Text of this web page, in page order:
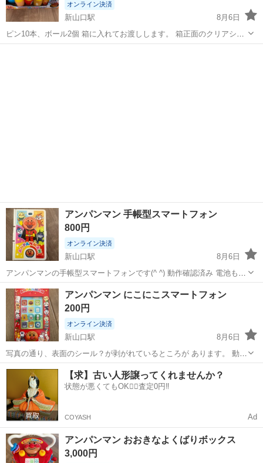
オンライン決済
新山口駅
8月6日
ピン10本、ボール2個 箱に入れてお渡しします。 箱正面のクリアシー
トが取れてしまっています(1枚目の写真) どなたか使っていただけると
アンパンマン 手帳型スマートフォン
800円
オンライン決済
新山口駅
8月6日
アンパンマンの手帳型スマートフォンです(^ ^) 動作確認済み 電池も入
れたままお渡しします。 おもちゃのポイントカードがついていました
が、 カード類は付属しませんのでご了承ください。
山口 山口市 新山口駅 アンパンマン
アンパンマン にこにこスマートフォン
200円
オンライン決済
新山口駅
8月6日
写真の通り、表面のシール？が剥がれているところが あります。 動作
や音声には問題ありません。
山口 山口市 新山口駅 おもちゃ アンパンマン
【求】古い人形譲ってくれませんか？
状態が悪くてもOK🙆‍♀️査定0円‼️
COYASH Ad
アンパンマン おおきなよくばりボックス
3,000円